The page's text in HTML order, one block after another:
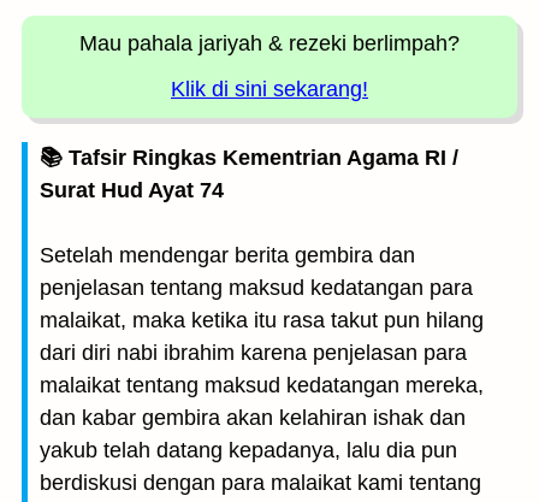
Mau pahala jariyah & rezeki berlimpah?
Klik di sini sekarang!
📚 Tafsir Ringkas Kementrian Agama RI /
Surat Hud Ayat 74
Setelah mendengar berita gembira dan
penjelasan tentang maksud kedatangan para
malaikat, maka ketika itu rasa takut pun hilang
dari diri nabi ibrahim karena penjelasan para
malaikat tentang maksud kedatangan mereka,
dan kabar gembira akan kelahiran ishak dan
yakub telah datang kepadanya, lalu dia pun
berdiskusi dengan para malaikat kami tentang